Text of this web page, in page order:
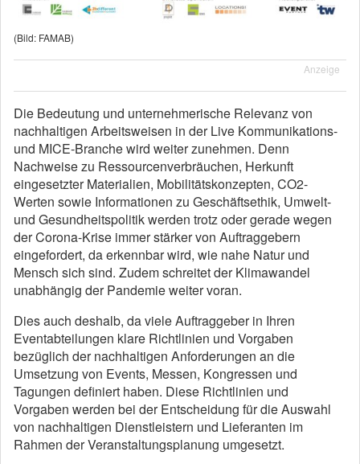
(Bild: FAMAB)
Anzeige
Die Bedeutung und unternehmerische Relevanz von
nachhaltigen Arbeitsweisen in der Live Kommunikations-
und MICE-Branche wird weiter zunehmen. Denn
Nachweise zu Ressourcenverbräuchen, Herkunft
eingesetzter Materialien, Mobilitätskonzepten, CO2-
Werten sowie Informationen zu Geschäftsethik, Umwelt-
und Gesundheitspolitik werden trotz oder gerade wegen
der Corona-Krise immer stärker von Auftraggebern
eingefordert, da erkennbar wird, wie nahe Natur und
Mensch sich sind. Zudem schreitet der Klimawandel
unabhängig der Pandemie weiter voran.
Dies auch deshalb, da viele Auftraggeber in Ihren
Eventabteilungen klare Richtlinien und Vorgaben
bezüglich der nachhaltigen Anforderungen an die
Umsetzung von Events, Messen, Kongressen und
Tagungen definiert haben. Diese Richtlinien und
Vorgaben werden bei der Entscheidung für die Auswahl
von nachhaltigen Dienstleistern und Lieferanten im
Rahmen der Veranstaltungsplanung umgesetzt.